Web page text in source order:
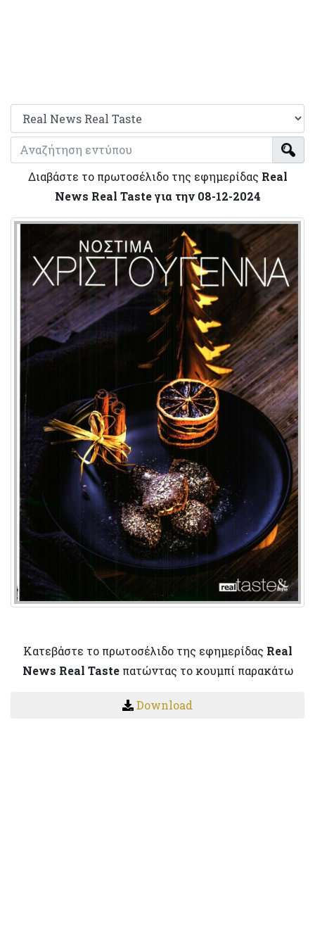
Διαβάστε το πρωτοσέλιδο της εφημερίδας Real
News Real Taste για την 08-12-2024
Κατεβάστε το πρωτοσέλιδο της εφημερίδας Real
News Real Tasteπατώντας το κουμπί παρακάτω
Download